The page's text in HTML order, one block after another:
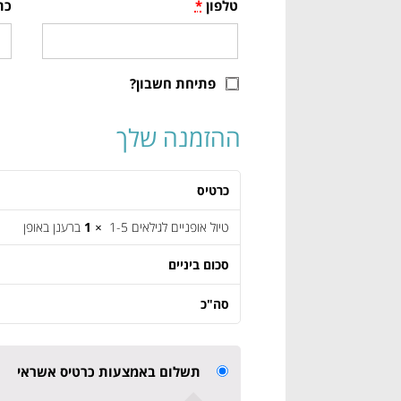
טלפון*
פתיחת חשבון?
ההזמנה שלך
כרטיס
טיול אופניים לגילאים 1-5 × 1 ברענן באופן
סכום ביניים
סה"כ
תשלום באמצעות כרטיס אשראי